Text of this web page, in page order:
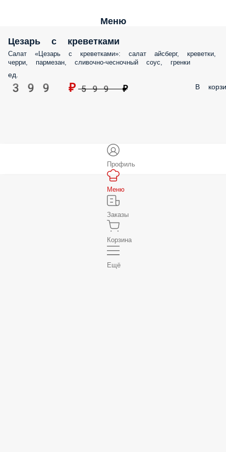
Меню
Цезарь с креветками
Салат «Цезарь с креветками»: салат айсберг, креветки,
черри, пармезан, сливочно-чесночный соус, гренки
ед.
399 ₽ 599 ₽ В
Профиль
Меню
Заказы
Корзина
Ещё